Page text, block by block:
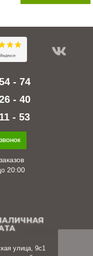
- 74
- 40
- 53
20:00
улица, 9с1